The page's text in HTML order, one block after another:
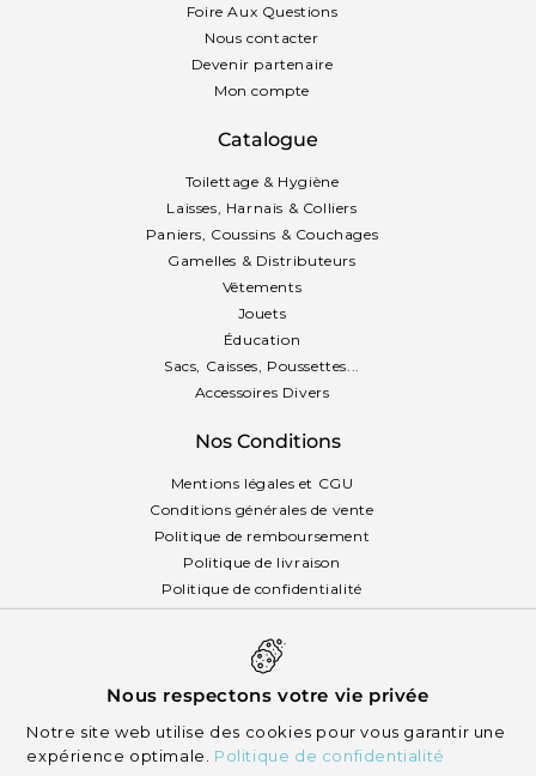
Foire Aux Questions
Nous contacter
Devenir partenaire
Mon compte
Catalogue
Toilettage & Hygiène
Laisses, Harnais & Colliers
Paniers, Coussins & Couchages
Gamelles & Distributeurs
Vêtements
Jouets
Éducation
Sacs, Caisses, Poussettes...
Accessoires Divers
Nos Conditions
Mentions légales et CGU
Conditions générales de vente
Politique de remboursement
Politique de livraison
Politique de confidentialité
Politique des cookies
Français
Nous respectons votre vie privée
Notre site web utilise des cookies pour vous garantir une
expérience optimale.
Politique de confidentialité